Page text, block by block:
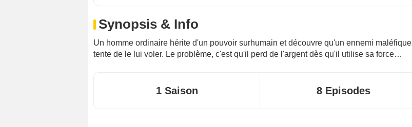
Synopsis & Info
Un homme ordinaire hérite d'un pouvoir surhumain et découvre qu'un ennemi maléfique
tente de le lui voler. Le problème, c'est qu'il perd de l'argent dès qu'il utilise sa force…
1 Saison 8 Episodes